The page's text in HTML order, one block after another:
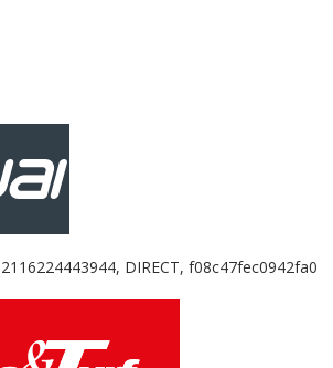
DIRECT, f08c47fec0942fa0